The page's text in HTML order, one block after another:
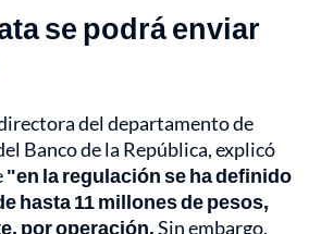
se podrá enviar
del departamento de
Banco de la República, explicó
"en la regulación se ha definido
hasta 11 millones de pesos,
por operación.Sin embargo,